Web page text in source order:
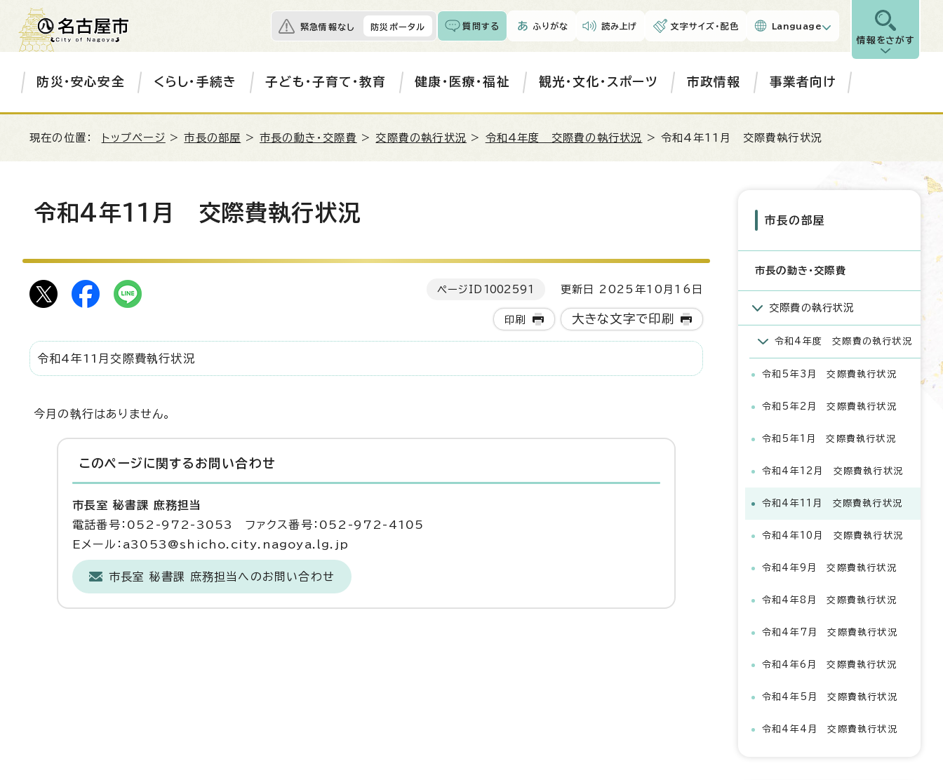
緊急情報なし 防災ポータル 質問する ふりがな 読み上げ 文字サイズ・配色 Language
情報をさがす
防災・安心安全 くらし・手続き 子ども・子育て・教育 健康・医療・福祉 観光・文化・スポーツ 市政情報 事業者向け
現在の位置： トップページ >市長の部屋 >市長の動き・交際費 > 交際費の執行状況 > 令和4年度 交際費の執行状況 > 令和4年11月 交際費執行状況
令和4年11月 交際費執行状況
ページID 1002591 更新日 2025年10月16日
印刷 大きな文字で印刷
令和4年11月交際費執行状況
今月の執行はありません。
このページに関する お問い合わせ
市長室 秘書課 庶務担当
電話番号：052-972-3053 ファクス番号：052-972-4105
Eメール：a3053@shicho.city.nagoya.lg.jp
市長室 秘書課 庶務担当へのお問い合わせ
市長の部屋
市長の動き・交際費
交際費の執行状況
令和4年度 交際費の執行状況
令和5年3月 交際費執行状況
令和5年2月 交際費執行状況
令和5年1月 交際費執行状況
令和4年12月 交際費執行状況
令和4年11月 交際費執行状況
令和4年10月 交際費執行状況
令和4年9月 交際費執行状況
令和4年8月 交際費執行状況
令和4年7月 交際費執行状況
令和4年6月 交際費執行状況
令和4年5月 交際費執行状況
令和4年4月 交際費執行状況